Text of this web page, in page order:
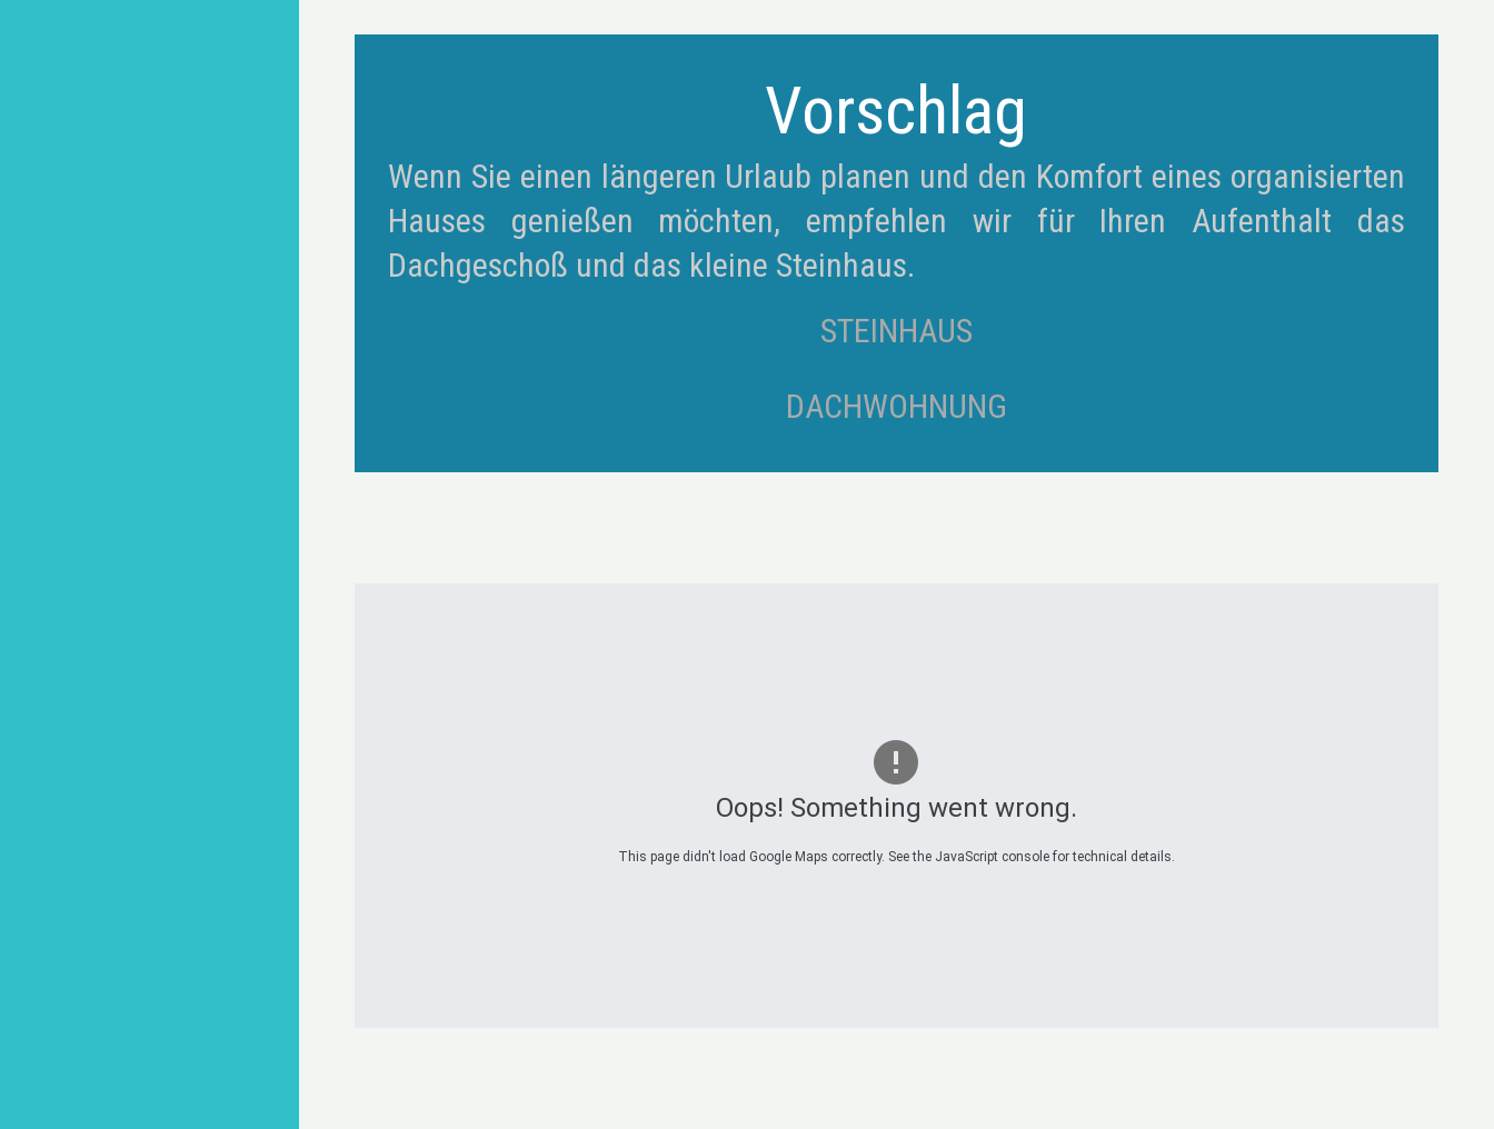
Vorschlag
Wenn Sie einen längeren Urlaub planen und den Komfort eines organisierten
Hauses genießen möchten, empfehlen wir für Ihren Aufenthalt das
Dachgeschoß und das kleine Steinhaus.
STEINHAUS
DACHWOHNUNG
Oops! Something went wrong.
This page didn't load Google Maps correctly. See the JavaScript console for technical details.